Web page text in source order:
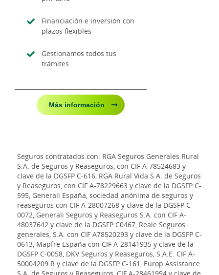
Financiación e inversión con
plazos flexibles
Gestionamos todos tus
trámites
Más información
Seguros contratados con: RGA Seguros Generales Rural
S.A. de Seguros y Reaseguros, con CIF A-78524683 y
clave de la DGSFP C-616, RGA Rural Vida S.A. de Seguros
y Reaseguros, con CIF A-78229663 y clave de la DGSFP C-
595, Generali España, sociedad anónima de seguros y
reaseguros con CIF A-28007268 y clave de la DGSFP C-
0072, Generali Seguros y Reaseguros S.A. con CIF A-
48037642 y clave de la DGSFP C0467, Reale Seguros
generales, S.A. con CIF A78520293 y clave de la DGSFP C-
0613, Mapfre España con CIF A-28141935 y clave de la
DGSFP C-0058, DKV Seguros y Reaseguros, S.A.E. CIF A-
50004209 R y clave de la DGSFP C-161, Europ Assistance
S.A. de Seguros y Reaseguros, CIF A-28461994 y clave de